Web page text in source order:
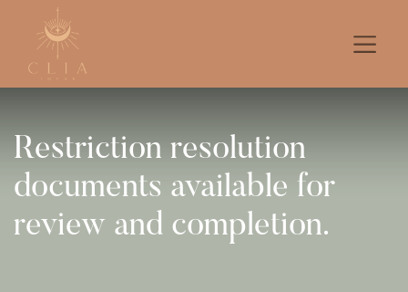
Restriction resolution
documents available for
review and completion.